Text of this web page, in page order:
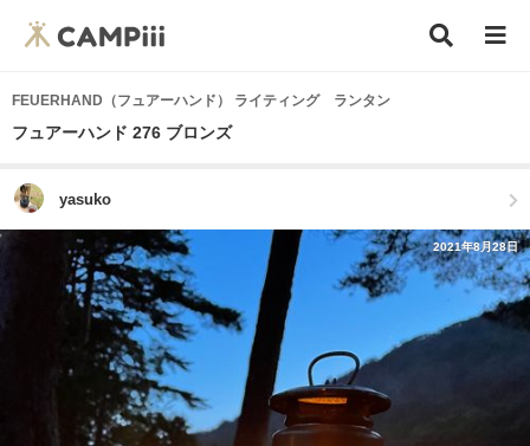
FEUERHAND（フュアーハンド） ライティング ランタン
フュアーハンド 276 ブロンズ
yasuko
2021年8月28日